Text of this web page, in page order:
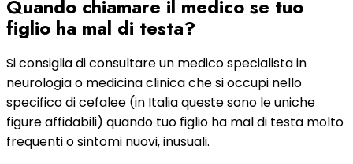
Quando chiamare il medico se tuo
figlio ha mal di testa?
Si consiglia di consultare un medico specialista in
neurologia o medicina clinica che si occupi nello
specifico di cefalee (in Italia queste sono le uniche
figure affidabili) quando tuo figlio ha mal di testa molto
frequenti o sintomi nuovi, inusuali.